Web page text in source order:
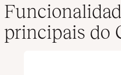
principais do